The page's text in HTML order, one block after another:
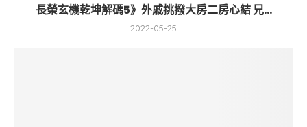
長榮玄機乾坤解碼5》外戚挑撥大房二房心結 兄...
2022-05-25